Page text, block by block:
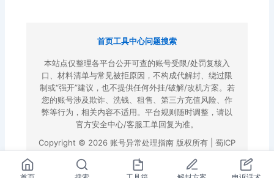
首页工具中心问题搜索
本站点仅整理各平台公开可查的账号受限/处罚复核入
口、材料清单与常见被拒原因，不构成代解封、绕过限
制或“强开”建议，也不提供任何外挂/破解/改机方案。若
您的账号涉及欺诈、洗钱、租售、第三方充值风险、作
弊等行为，相关内容不适用。平台规则随时调整，请以
官方安全中心/客服工单回复为准。
Copyright © 2026 账号异常处理指南 版权所有 | 蜀ICP